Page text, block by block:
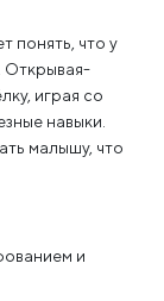
понять, что у
Открывая-
играя со
навыки.
малышу, что
и